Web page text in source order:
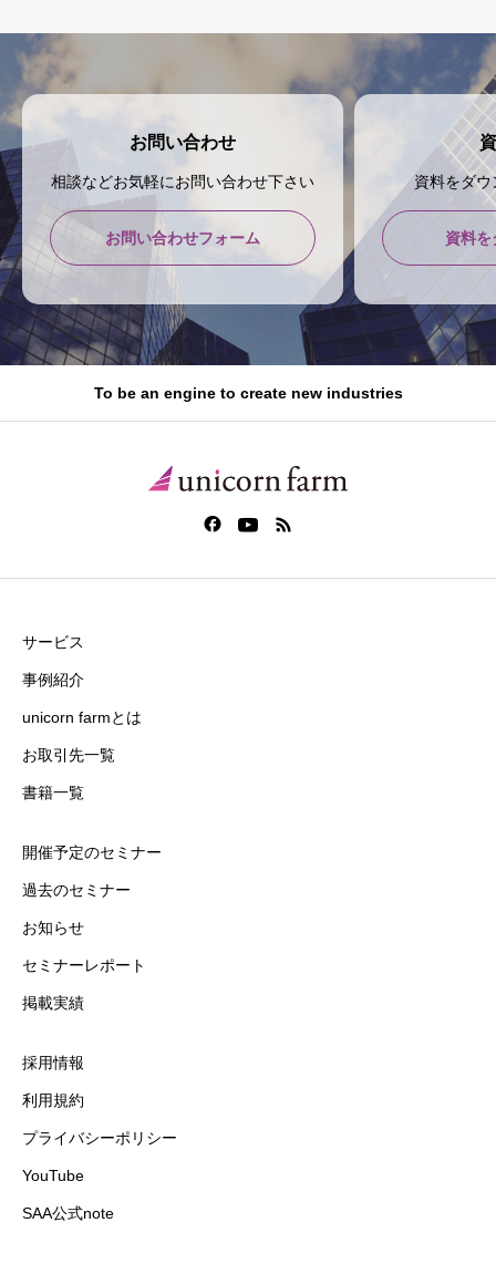
お問い合わせ
相談などお気軽にお問い合わせ下さい
お問い合わせフォーム
資料をダ
資料を
To be an engine to create new industries
サービス
事例紹介
unicorn farmとは
お取引先一覧
書籍一覧
開催予定のセミナー
過去のセミナー
お知らせ
セミナーレポート
掲載実績
採用情報
利用規約
プライバシーポリシー
YouTube
SAA公式note